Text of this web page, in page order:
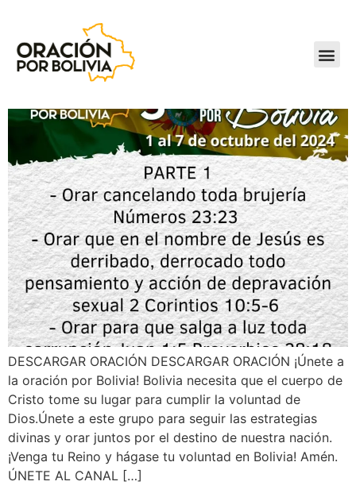
DESCARGAR ORACIÓN DESCARGAR ORACIÓN ¡Únete a
la oración por Bolivia! Bolivia necesita que el cuerpo de
Cristo tome su lugar para cumplir la voluntad de
Dios.Únete a este grupo para seguir las estrategias
divinas y orar juntos por el destino de nuestra nación.
¡Venga tu Reino y hágase tu voluntad en Bolivia! Amén.
ÚNETE AL CANAL […]